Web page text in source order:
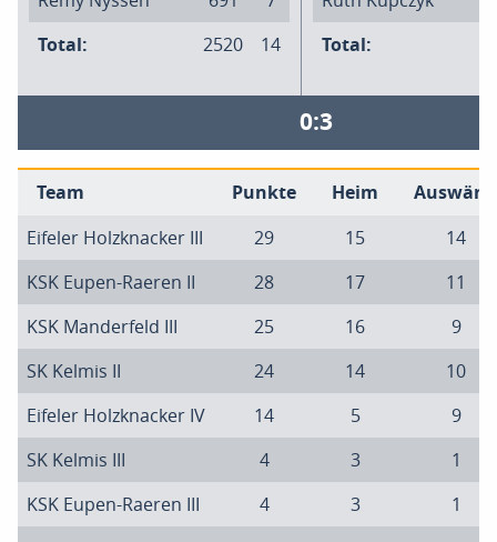
Total:
2520 14
Total:
0:3
Team Punkte Heim
Auswärts
Eifeler Holzknacker III
29 15
14
KSK Eupen-Raeren II
28 17
11
KSK Manderfeld III
25 16
9
SK Kelmis II
24 14
10
Eifeler Holzknacker IV
14 5
9
SK Kelmis III
4 3
1
KSK Eupen-Raeren III
4 3
1